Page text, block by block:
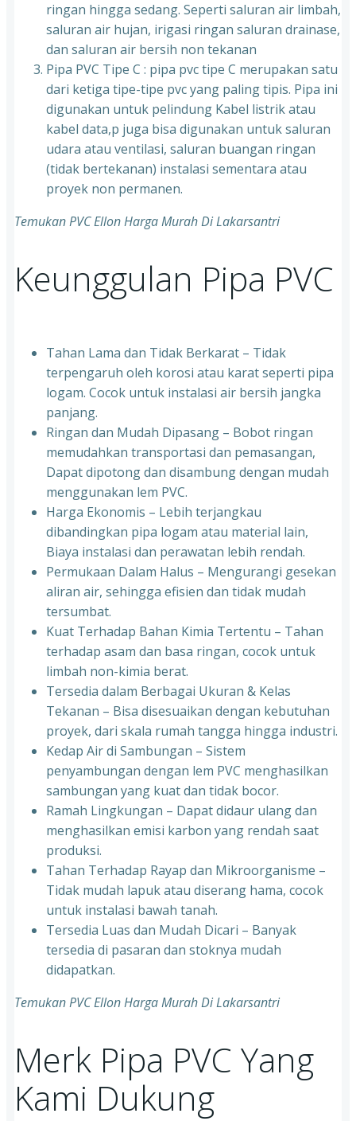
ringan hingga sedang. Seperti saluran air limbah,
saluran air hujan, irigasi ringan saluran drainase,
dan saluran air bersih non tekanan
Pipa PVC Tipe C : pipa pvc tipe C merupakan satu
dari ketiga tipe-tipe pvc yang paling tipis. Pipa ini
digunakan untuk pelindung Kabel listrik atau
kabel data,p juga bisa digunakan untuk saluran
udara atau ventilasi, saluran buangan ringan
(tidak bertekanan) instalasi sementara atau
proyek non permanen.
Temukan PVC Ellon Harga Murah Di Lakarsantri
Keunggulan Pipa PVC
Tahan Lama dan Tidak Berkarat – Tidak
terpengaruh oleh korosi atau karat seperti pipa
logam. Cocok untuk instalasi air bersih jangka
panjang.
Ringan dan Mudah Dipasang – Bobot ringan
memudahkan transportasi dan pemasangan,
Dapat dipotong dan disambung dengan mudah
menggunakan lem PVC.
Harga Ekonomis – Lebih terjangkau
dibandingkan pipa logam atau material lain,
Biaya instalasi dan perawatan lebih rendah.
Permukaan Dalam Halus – Mengurangi gesekan
aliran air, sehingga efisien dan tidak mudah
tersumbat.
Kuat Terhadap Bahan Kimia Tertentu – Tahan
terhadap asam dan basa ringan, cocok untuk
limbah non-kimia berat.
Tersedia dalam Berbagai Ukuran & Kelas
Tekanan – Bisa disesuaikan dengan kebutuhan
proyek, dari skala rumah tangga hingga industri.
Kedap Air di Sambungan – Sistem
penyambungan dengan lem PVC menghasilkan
sambungan yang kuat dan tidak bocor.
Ramah Lingkungan – Dapat didaur ulang dan
menghasilkan emisi karbon yang rendah saat
produksi.
Tahan Terhadap Rayap dan Mikroorganisme –
Tidak mudah lapuk atau diserang hama, cocok
untuk instalasi bawah tanah.
Tersedia Luas dan Mudah Dicari – Banyak
tersedia di pasaran dan stoknya mudah
didapatkan.
Temukan PVC Ellon Harga Murah Di Lakarsantri
Merk Pipa PVC Yang
Kami Dukung